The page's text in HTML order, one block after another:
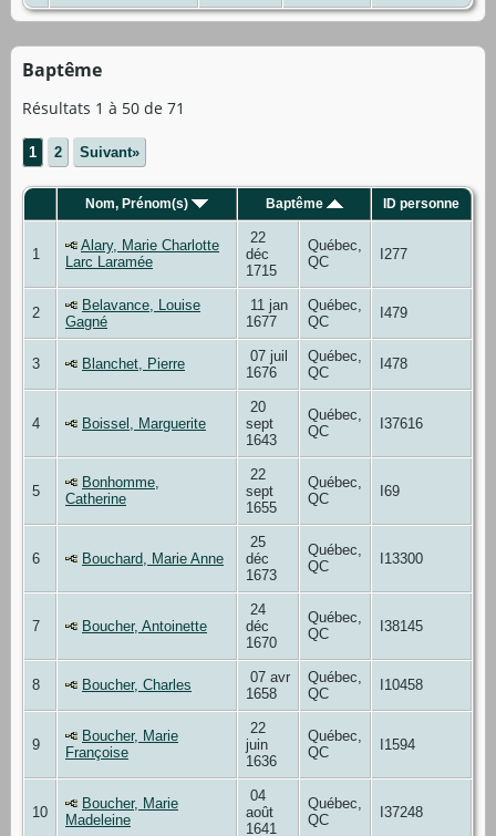
Baptême
Résultats 1 à 50 de 71
1 2 Suivant»
Nom, Prénom(s) Baptême ID personne
1
Alary, Marie Charlotte
Larc Laramée
22
déc
1715
Québec,
QC
I277
2
Belavance, Louise
Gagné
11 jan
1677
Québec,
QC
I479
3 Blanchet, Pierre
07 juil
1676
Québec,
QC
I478
4 Boissel, Marguerite
20
sept
1643
Québec,
QC
I37616
5
Bonhomme,
Catherine
22
sept
1655
Québec,
QC
I69
6 Bouchard, Marie Anne
25
déc
1673
Québec,
QC
I13300
7 Boucher, Antoinette
24
déc
1670
Québec,
QC
I38145
8 Boucher, Charles
07 avr
1658
Québec,
QC
I10458
9
Boucher, Marie
Françoise
22
juin
1636
Québec,
QC
I1594
10
Boucher, Marie
Madeleine
04
août
1641
Québec,
QC
I37248